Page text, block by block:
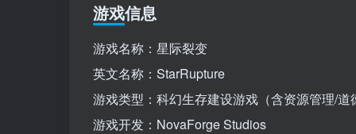
游戏信息
游戏名称：星际裂变
英文名称：StarRupture
游戏类型：科幻生存建设游戏（含资源管理/
游戏开发：NovaForge Studios